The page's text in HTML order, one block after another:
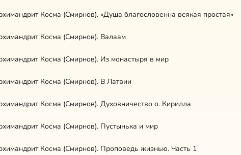
Косма (Смирнов). «Душа благословенна всякая простая»
Косма (Смирнов). Валаам
Косма (Смирнов). Из монастыря в мир
Косма (Смирнов). В Латвии
Косма (Смирнов). Духовничество о. Кирилла
Косма (Смирнов). Пустынька и мир
Косма (Смирнов). Проповедь жизнью. Часть 1